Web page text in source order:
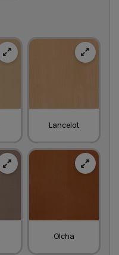
Lancelot
Olcha